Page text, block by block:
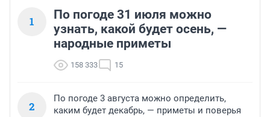
1
По погоде 31 июля можно
узнать, какой будет осень, —
народные приметы
158 333 15
2
По погоде 3 августа можно определить,
каким будет декабрь, — приметы и поверья